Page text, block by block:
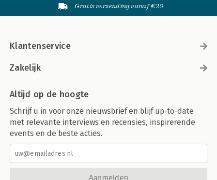
Gratis verzending vanaf €20
Klantenservice
Zakelijk
Altijd op de hoogte
Schrijf u in voor onze nieuwsbrief en blijf up-to-date
met relevante interviews en recensies, inspirerende
events en de beste acties.
Aanmelden